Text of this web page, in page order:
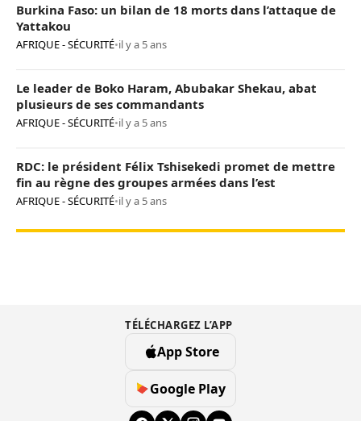
Burkina Faso: un bilan de 18 morts dans l’attaque de
Yattakou
AFRIQUE - SÉCURITÉ•il y a 5 ans
Le leader de Boko Haram, Abubakar Shekau, abat
plusieurs de ses commandants
AFRIQUE - SÉCURITÉ•il y a 5 ans
RDC: le président Félix Tshisekedi promet de mettre
fin au règne des groupes armées dans l’est
AFRIQUE - SÉCURITÉ•il y a 5 ans
TÉLÉCHARGEZ L’APP
App Store
Google Play